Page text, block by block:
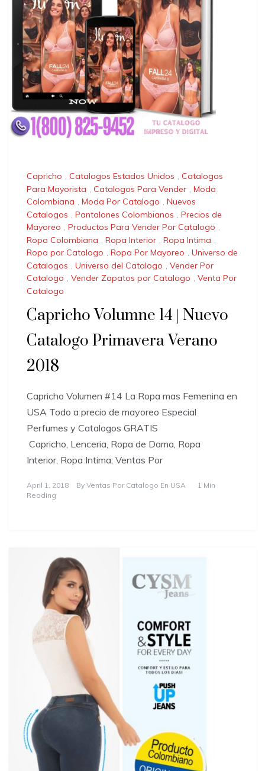
Capricho , Catalogos Estados Unidos , Catalogos
Para Mayorista , Catalogos Para Vender , Moda
Colombiana , Moda Por Catalogo , Nuevos
Catalogos , Pantalones Colombianos , Precios de
Mayoreo , Productos Para Vender Por Catalogo ,
Ropa Colombiana , Ropa Interior , Ropa Intima ,
Ropa por Catalogo , Ropa Por Mayoreo , Universo de
Catalogos , Universo del Catalogo , Vender Por
Catalogo , Vender Zapatos por Catalogo , Venta Por
Catalogo
Capricho Volumne 14 | Nuevo
Catalogo Primavera Verano
2018
Capricho Volumen #14 La Ropa mas Femenina en
USA Todo a precio de mayoreo Especial
Perfumes y Catalogos GRATIS
Capricho, Lenceria, Ropa de Dama, Ropa
Interior, Ropa Intima, Ventas Por
April 1, 2018 By Ventas Por Catalogo En USA
1 Min
Reading